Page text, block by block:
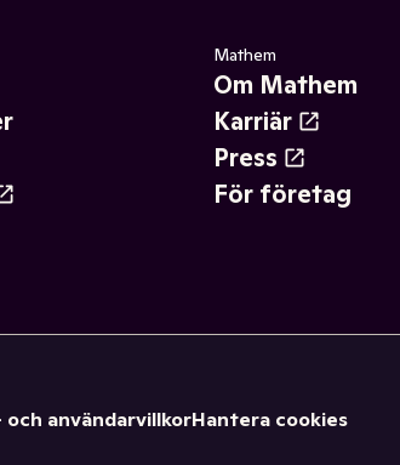
Mathem
Om Mathem
Karriär
Press
För företag
och användarvillkorHantera cookies